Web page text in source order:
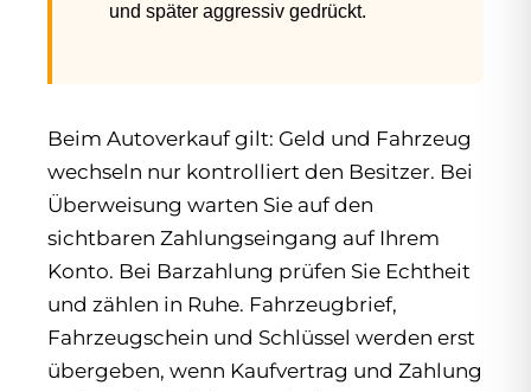
und später aggressiv gedrückt.
Beim Autoverkauf gilt: Geld und Fahrzeug
wechseln nur kontrolliert den Besitzer. Bei
Überweisung warten Sie auf den
sichtbaren Zahlungseingang auf Ihrem
Konto. Bei Barzahlung prüfen Sie Echtheit
und zählen in Ruhe. Fahrzeugbrief,
Fahrzeugschein und Schlüssel werden erst
übergeben, wenn Kaufvertrag und Zahlung